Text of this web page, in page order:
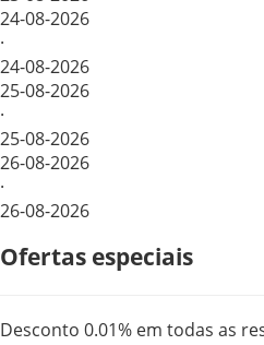
24-08-2026
·
24-08-2026
25-08-2026
·
25-08-2026
26-08-2026
·
26-08-2026
Ofertas especiais
Desconto 0.01% em todas as